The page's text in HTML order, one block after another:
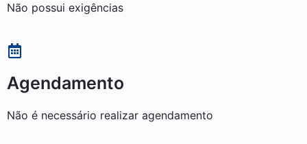
Não possui exigências
Agendamento
Não é necessário realizar agendamento